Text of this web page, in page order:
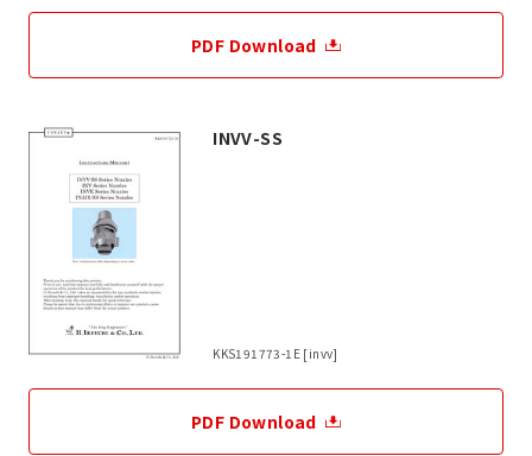
PDF Download
INVV-SS
KKS191773-1E [invv]
PDF Download